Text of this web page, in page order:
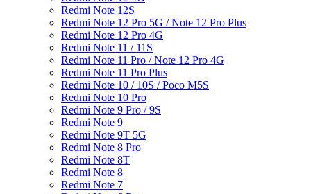
Redmi Note 12S
Redmi Note 12 Pro 5G / Note 12 Pro Plus
Redmi Note 12 Pro 4G
Redmi Note 11 / 11S
Redmi Note 11 Pro / Note 12 Pro 4G
Redmi Note 11 Pro Plus
Redmi Note 10 / 10S / Poco M5S
Redmi Note 10 Pro
Redmi Note 9 Pro / 9S
Redmi Note 9
Redmi Note 9T 5G
Redmi Note 8 Pro
Redmi Note 8T
Redmi Note 8
Redmi Note 7